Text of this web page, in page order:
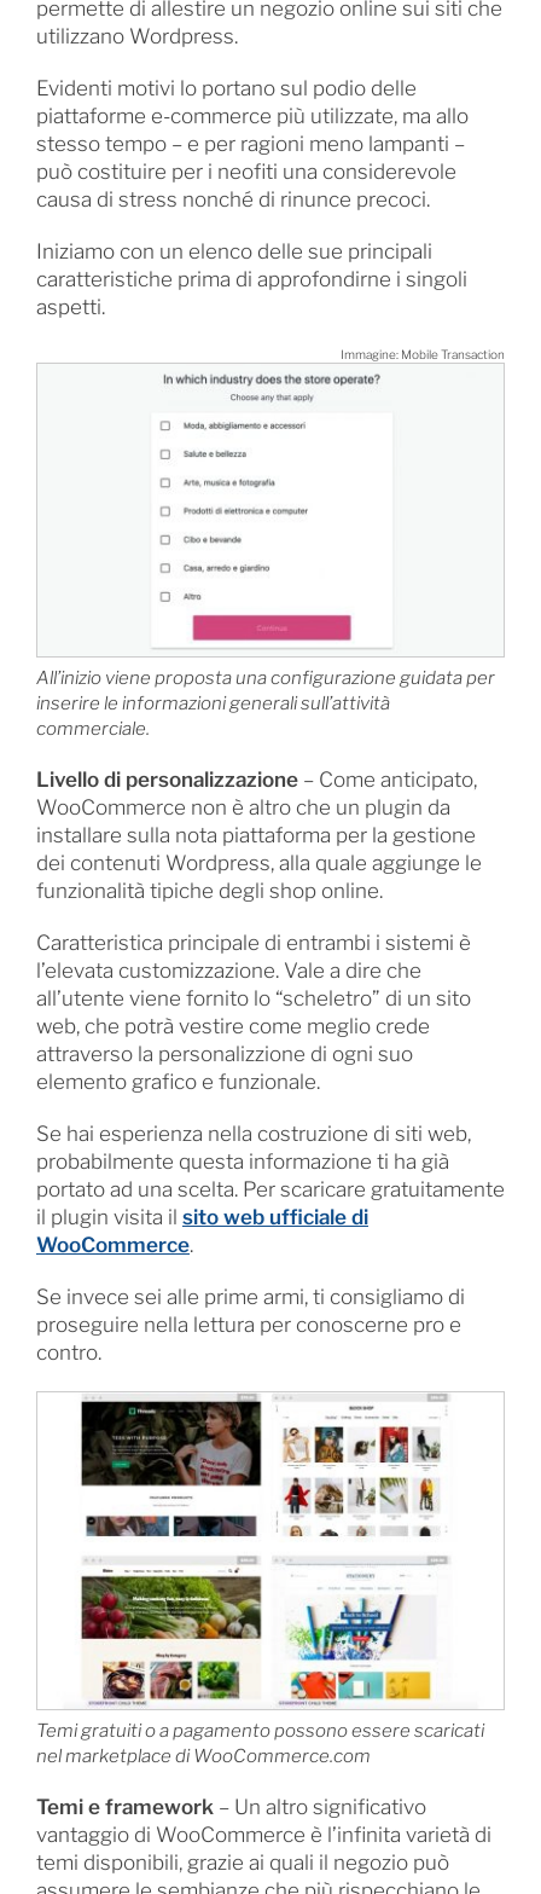
permette di allestire un negozio online sui siti che
utilizzano Wordpress.
Evidenti motivi lo portano sul podio delle
piattaforme e-commerce più utilizzate, ma allo
stesso tempo – e per ragioni meno lampanti –
può costituire per i neofiti una considerevole
causa di stress nonché di rinunce precoci.
Iniziamo con un elenco delle sue principali
caratteristiche prima di approfondirne i singoli
aspetti.
Immagine: Mobile Transaction
All’inizio viene proposta una configurazione guidata per
inserire le informazioni generali sull’attività
commerciale.
Livello di personalizzazione– Come anticipato,
WooCommerce non è altro che un plugin da
installare sulla nota piattaforma per la gestione
dei contenuti Wordpress, alla quale aggiunge le
funzionalità tipiche degli shop online.
Caratteristica principale di entrambi i sistemi è
l’elevata customizzazione. Vale a dire che
all’utente viene fornito lo “scheletro” di un sito
web, che potrà vestire come meglio crede
attraverso la personalizzione di ogni suo
elemento grafico e funzionale.
Se hai esperienza nella costruzione di siti web,
probabilmente questa informazione ti ha già
portato ad una scelta. Per scaricare gratuitamente
il plugin visita il sito web ufficiale di
WooCommerce.
Se invece sei alle prime armi, ti consigliamo di
proseguire nella lettura per conoscerne pro e
contro.
Temi gratuiti o a pagamento possono essere scaricati
nel marketplace di WooCommerce.com
Temi e framework – Un altro significativo
vantaggio di WooCommerce è l’infinita varietà di
temi disponibili, grazie ai quali il negozio può